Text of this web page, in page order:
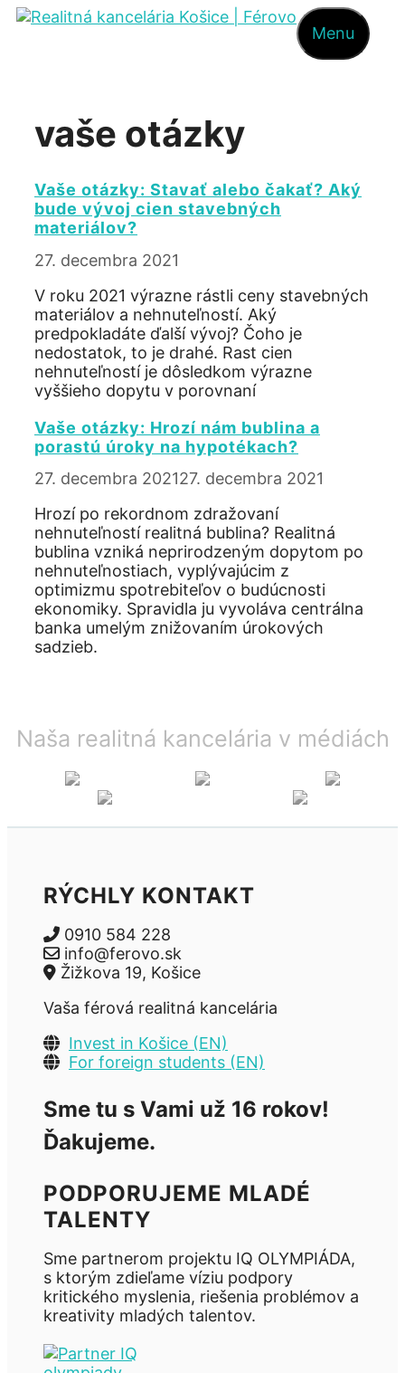
Preskočiť
Menu
vaše otázky
Vaše otázky: Stavať alebo čakať? Aký
bude vývoj cien stavebných
materiálov?
27. decembra 2021
V roku 2021 výrazne rástli ceny stavebných
materiálov a nehnuteľností. Aký
predpokladáte ďalší vývoj? Čoho je
nedostatok, to je drahé. Rast cien
nehnuteľností je dôsledkom výrazne
vyššieho dopytu v porovnaní
Vaše otázky: Hrozí nám bublina a
porastú úroky na hypotékach?
27. decembra 202127. decembra 2021
Hrozí po rekordnom zdražovaní
nehnuteľností realitná bublina? Realitná
bublina vzniká neprirodzeným dopytom po
nehnuteľnostiach, vyplývajúcim z
optimizmu spotrebiteľov o budúcnosti
ekonomiky. Spravidla ju vyvoláva centrálna
banka umelým znižovaním úrokových
sadzieb.
Naša realitná kancelária v médiách
RÝCHLY KONTAKT
0910 584 228
info@ferovo.sk
Žižkova 19, Košice
Vaša férová realitná kancelária
Invest in Košice (EN)
For foreign students (EN)
Sme tu s Vami už 16 rokov!
Ďakujeme.
PODPORUJEME MLADÉ
TALENTY
Sme partnerom projektu IQ OLYMPIÁDA,
s ktorým zdieľame víziu podpory
kritického myslenia, riešenia problémov a
kreativity mladých talentov.